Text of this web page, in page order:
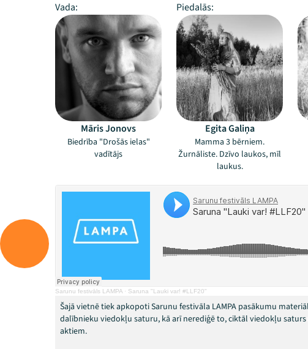
Vada:
Piedalās:
Māris Jonovs
Biedrība "Drošās ielas"
vadītājs
Egita Galiņa
Mamma 3 bērniem.
Žurnāliste. Dzīvo laukos, mīl
laukus.
Sarunu festivāls LAMPA · Saruna "Lauki var! #LLF20"
Šajā vietnē tiek apkopoti Sarunu festivāla LAMPA pasākumu
dalībnieku viedokļu saturu, kā arī nerediģē to, ciktāl viedokļu
aktiem.